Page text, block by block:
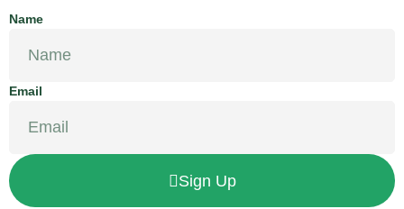
Name
Email
Sign Up